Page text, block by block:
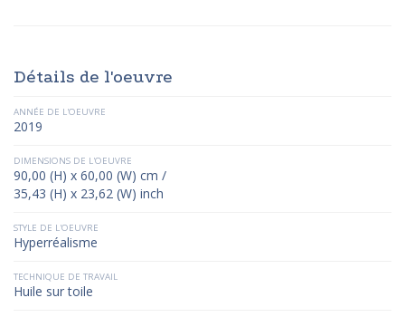
Détails de l'oeuvre
ANNÉE DE L'OEUVRE
2019
DIMENSIONS DE L'OEUVRE
90,00 (H) x 60,00 (W) cm /
35,43 (H) x 23,62 (W) inch
STYLE DE L'OEUVRE
Hyperréalisme
TECHNIQUE DE TRAVAIL
Huile sur toile